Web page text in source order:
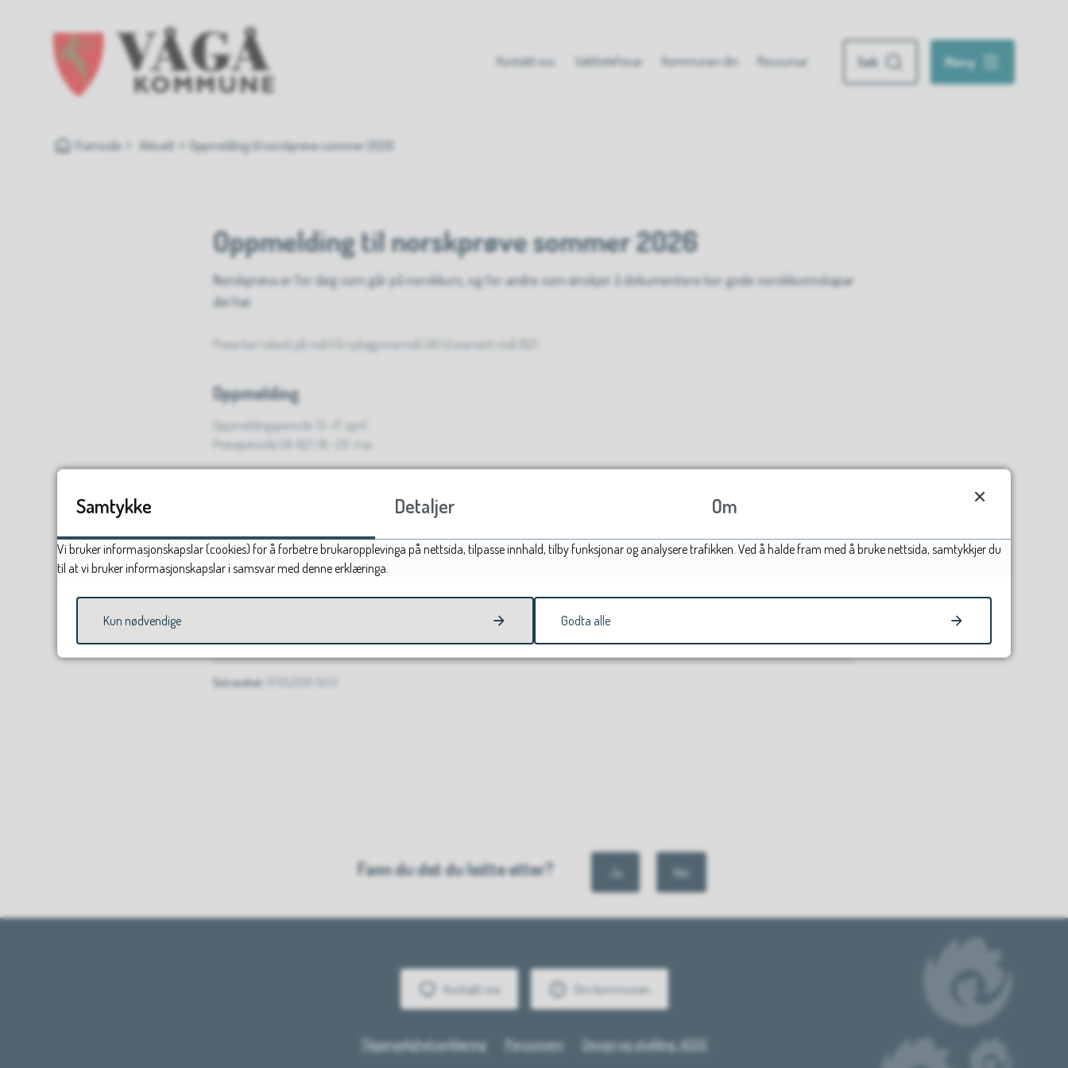
Kontakt oss Vakttelefonar Kommunen din Ressursar Søk Meny
Du er her:Framside Aktuelt Oppmelding til norskprøve sommer 2026
Oppmelding til norskprøve sommer 2026
Norskprøva er for deg som går på norskkurs, og for andre som ønskjer å dokumentere kor gode norskkunnskapar
dei har.
Prøva kan takast på nivå frå nybegynnernivå (A1) til avansert nivå (B2).
Oppmelding
Oppmeldingsperiode: 13.–17. april
Prøveperiode (A1–B2): 18.–29. mai
Vaksenopplæringa i Vågå kommune v/Maryna Tangeraas
Sist endret
Fann du det du leitte etter? Ja Nei
Kontakt oss Om kommunen
Tilgjengelighetserklæring Personvern Design og utvikling: ACOS
Samtykke Detaljer Om
Vi bruker informasjonskapslar (cookies) for å forbetre brukaropplevinga på nettsida, tilpasse innhald, tilby funksjonar og analysere trafikken. Ved å halde fram med å bruke nettsida, samtykkjer du
til at vi bruker informasjonskapslar i samsvar med denne erklæringa.
Kun nødvendige Godta alle